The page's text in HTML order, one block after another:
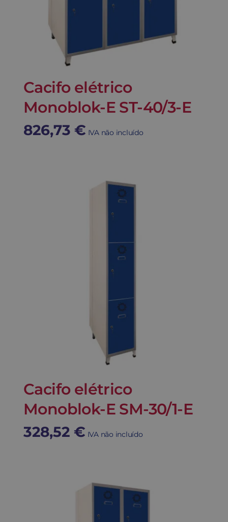
Cacifo elétrico
Monoblok-E ST-40/3-E
826,73 € IVA não incluído
Cacifo elétrico
Monoblok-E SM-30/1-E
328,52 € IVA não incluído